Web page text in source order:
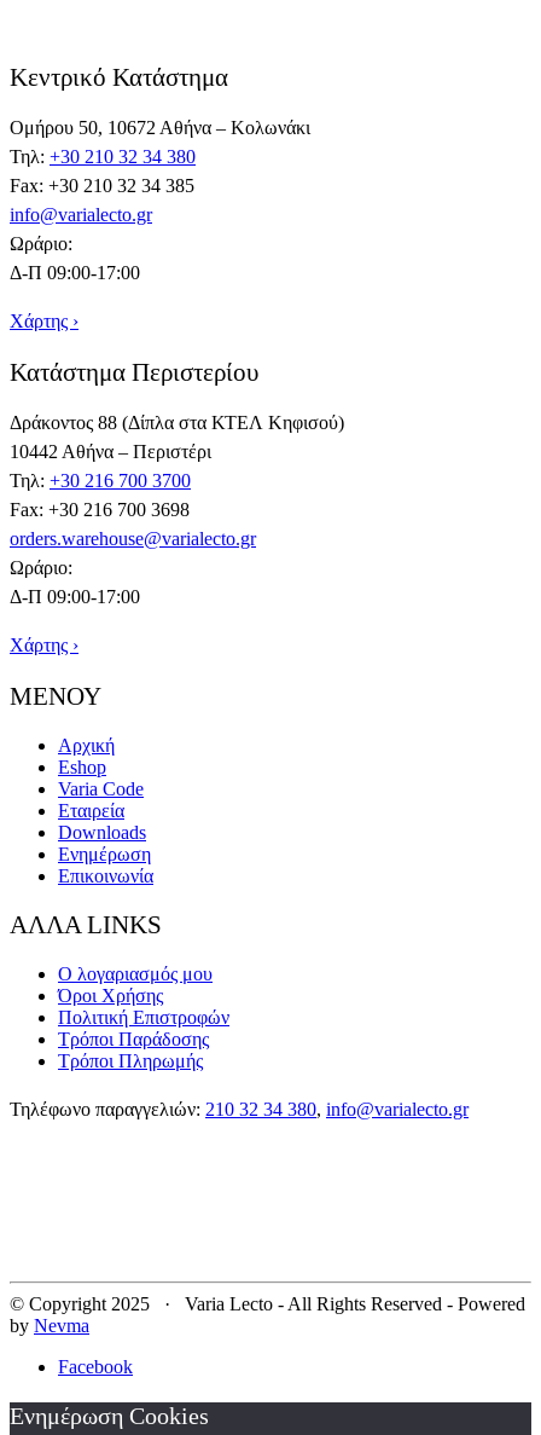
Κεντρικό Κατάστημα
Ομήρου 50, 10672 Αθήνα – Κολωνάκι
Τηλ: +30 210 32 34 380
Fax: +30 210 32 34 385
info@varialecto.gr
Ωράριο:
Δ-Π 09:00-17:00
Χάρτης ›
Κατάστημα Περιστερίου
Δράκοντος 88 (Δίπλα στα ΚΤΕΛ Κηφισού)
10442 Αθήνα – Περιστέρι
Τηλ: +30 216 700 3700
Fax: +30 216 700 3698
orders.warehouse@varialecto.gr
Ωράριο:
Δ-Π 09:00-17:00
Χάρτης ›
ΜΕΝΟΥ
Αρχική
Eshop
Varia Code
Εταιρεία
Downloads
Ενημέρωση
Επικοινωνία
ΑΛΛΑ LINKS
Ο λογαριασμός μου
Όροι Χρήσης
Πολιτική Επιστροφών
Τρόποι Παράδοσης
Τρόποι Πληρωμής
Τηλέφωνο παραγγελιών: 210 32 34 380, info@varialecto.gr
© Copyright 2025 · Varia Lecto - All Rights Reserved - Powered
by Nevma
Facebook
Ενημέρωση Cookies